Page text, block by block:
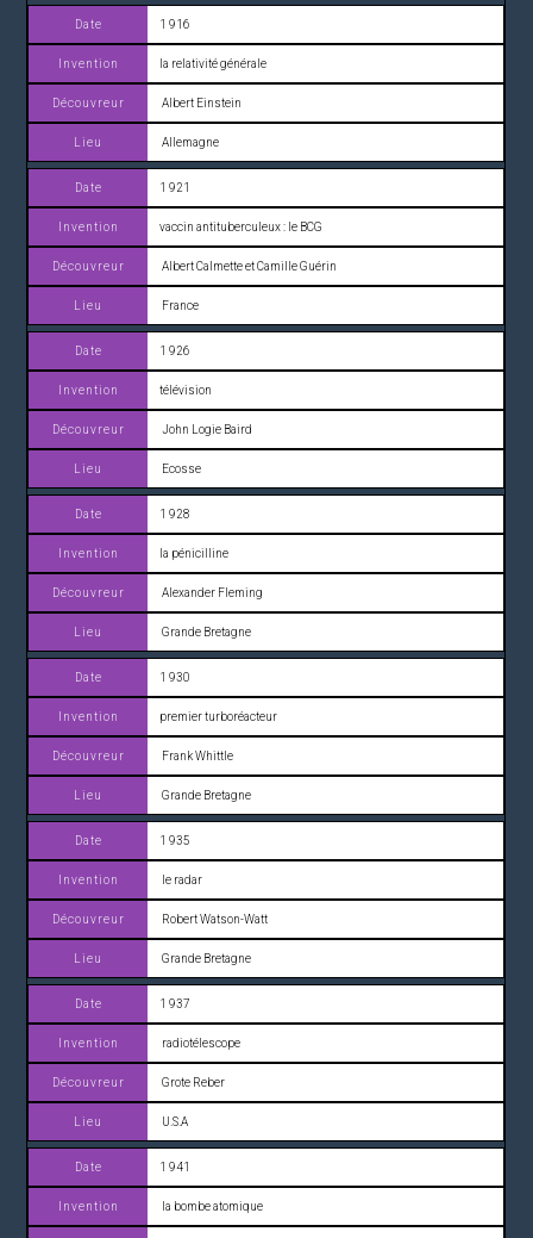
1 916
la relativité générale
Albert Einstein
Allemagne
1 921
vaccin antituberculeux : le BCG
Albert Calmette et Camille Guérin
France
1 926
télévision
John Logie Baird
Ecosse
1 928
la pénicilline
Alexander Fleming
Grande Bretagne
1 930
premier turboréacteur
Frank Whittle
Grande Bretagne
1 935
le radar
Robert Watson-Watt
Grande Bretagne
1 937
radiotélescope
Grote Reber
U.S.A
1 941
la bombe atomique